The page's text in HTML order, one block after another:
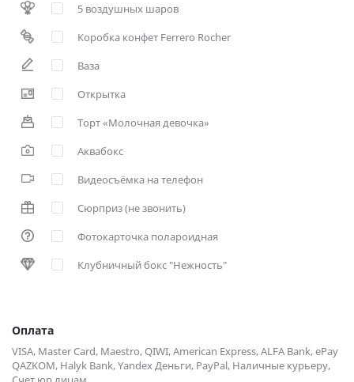
5 воздушных шаров
Коробка конфет Ferrero Rocher
Ваза
Открытка
Торт «Молочная девочка»
Аквабокс
Видеосъёмка на телефон
Сюрприз (не звонить)
Фотокарточка полароидная
Клубничный бокс "Нежность"
Оплата
VISA, Master Card, Maestro, QIWI, American Express, ALFA Bank, ePay
QAZKOM, Halyk Bank, Yandex Деньги, PayPal, Наличные курьеру,